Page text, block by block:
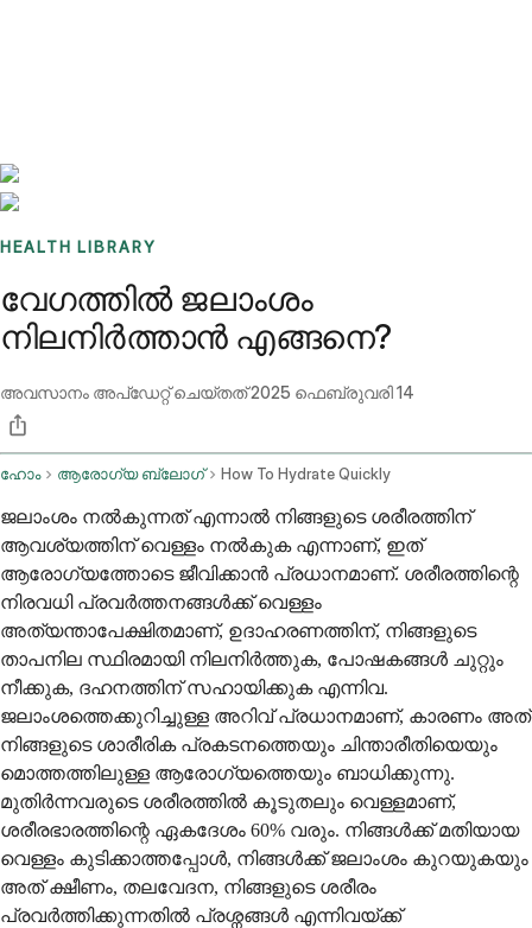
HEALTH LIBRARY
വേഗത്തിൽ ജലാംശം
നിലനിർത്താൻ എങ്ങനെ?
അവസാനം അപ്ഡേറ്റ് ചെയ്തത്2025 ഫെബ്രുവരി 14
ഹോം ആരോഗ്യ ബ്ലോഗ് How To Hydrate Quickly
ജലാംശം നൽകുന്നത് എന്നാൽ നിങ്ങളുടെ ശരീരത്തിന്
ആവശ്യത്തിന് വെള്ളം നൽകുക എന്നാണ്, ഇത്
ആരോഗ്യത്തോടെ ജീവിക്കാൻ പ്രധാനമാണ്. ശരീരത്തിന്റെ
നിരവധി പ്രവർത്തനങ്ങൾക്ക് വെള്ളം
അത്യന്താപേക്ഷിതമാണ്, ഉദാഹരണത്തിന്, നിങ്ങളുടെ
താപനില സ്ഥിരമായി നിലനിർത്തുക, പോഷകങ്ങൾ ചുറ്റും
നീക്കുക, ദഹനത്തിന് സഹായിക്കുക എന്നിവ.
ജലാംശത്തെക്കുറിച്ചുള്ള അറിവ് പ്രധാനമാണ്, കാരണം അത്
നിങ്ങളുടെ ശാരീരിക പ്രകടനത്തെയും ചിന്താരീതിയെയും
മൊത്തത്തിലുള്ള ആരോഗ്യത്തെയും ബാധിക്കുന്നു.
മുതിർന്നവരുടെ ശരീരത്തിൽ കൂടുതലും വെള്ളമാണ്,
ശരീരഭാരത്തിന്റെ ഏകദേശം 60% വരും. നിങ്ങൾക്ക് മതിയായ
വെള്ളം കുടിക്കാത്തപ്പോൾ, നിങ്ങൾക്ക് ജലാംശം കുറയുകയും
അത് ക്ഷീണം, തലവേദന, നിങ്ങളുടെ ശരീരം
പ്രവർത്തിക്കുന്നതിൽ പ്രശ്നങ്ങൾ എന്നിവയ്ക്ക്